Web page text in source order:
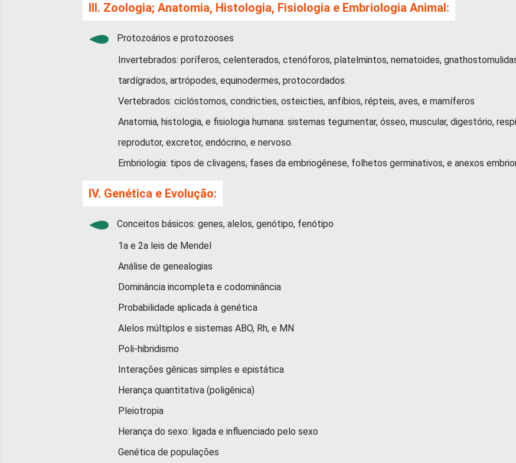
III. Zoologia; Anatomia, Histologia, Fisiologia e Embriologia Animal:
Protozoários e protozooses
Invertebrados: poríferos, celenterados, ctenóforos, platelmintos, nematoides,
tardígrados, artrópodes, equinodermes, protocordados.
Vertebrados: ciclóstomos, condricties, osteicties, anfíbios, répteis, aves, e mamíferos
Anatomia, histologia, e fisiologia humana: sistemas tegumentar, ósseo, muscular, digestório,
reprodutor, excretor, endócrino, e nervoso.
Embriologia: tipos de clivagens, fases da embriogênese, folhetos germinativos, e anexos
IV. Genética e Evolução:
Conceitos básicos: genes, alelos, genótipo, fenótipo
1a e 2a leis de Mendel
Análise de genealogias
Dominância incompleta e codominância
Probabilidade aplicada à genética
Alelos múltiplos e sistemas ABO, Rh, e MN
Poli-hibridismo
Interações gênicas simples e epistática
Herança quantitativa (poligênica)
Pleiotropia
Herança do sexo: ligada e influenciado pelo sexo
Genética de populações